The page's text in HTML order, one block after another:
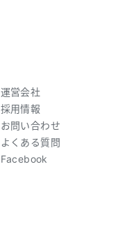
運営会社
採用情報
お問い合わせ
よくある質問
Facebook